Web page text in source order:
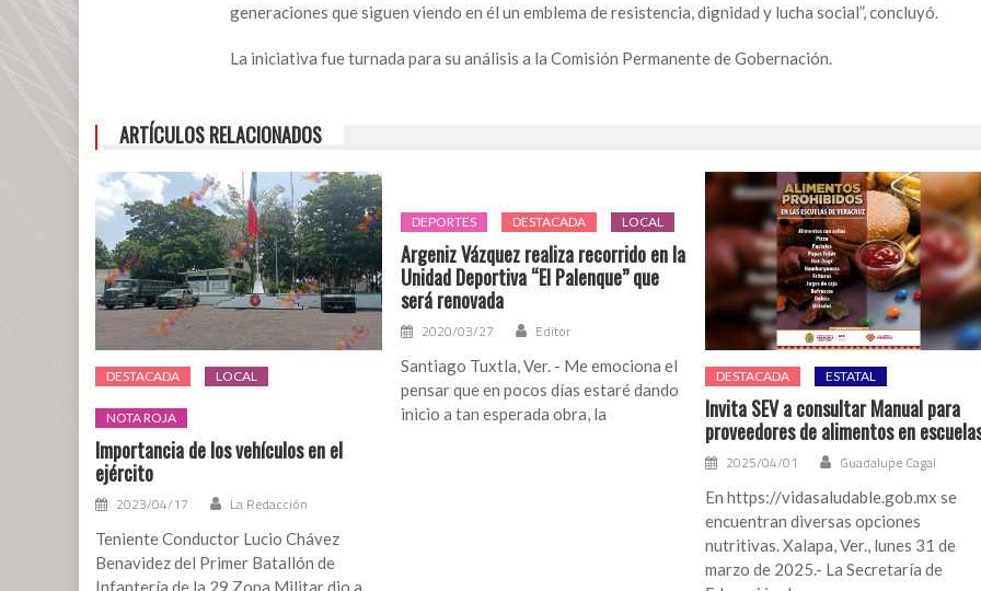
Honor
del
Congreso
generaciones que siguen viendo en él un emblema de resistencia, dignidad y lucha social”, concluyó.
La iniciativa fue turnada para su análisis a la Comisión Permanente de Gobernación.
ARTÍCULOS RELACIONADOS
DESTACADA LOCAL
NOTA ROJA
Importancia de los vehículos en el
ejército
2023/04/17 La Redacción
Teniente Conductor Lucio Chávez
Benavidez del Primer Batallón de
Infantería de la 29 Zona Militar dio a
DEPORTES DESTACADA LOCAL
Argeniz Vázquez realiza recorrido en la
Unidad Deportiva “El Palenque” que
será renovada
2020/03/27 Editor
Santiago Tuxtla, Ver. - Me emociona el
pensar que en pocos días estaré dando
inicio a tan esperada obra, la
DESTACADA ESTATAL
Invita SEV a consultar Manual para
proveedores de alimentos en
2025/04/01 Guadalupe Cagal
En https://vidasaludable.gob.mx se
encuentran diversas opciones
nutritivas. Xalapa, Ver., lunes 31 de
marzo de 2025.- La Secretaría de